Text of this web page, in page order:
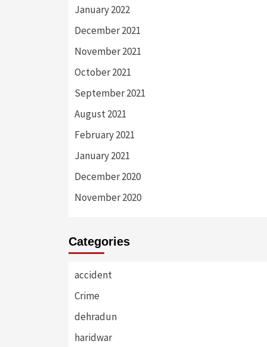
January 2022
December 2021
November 2021
October 2021
September 2021
August 2021
February 2021
January 2021
December 2020
November 2020
Categories
accident
Crime
dehradun
haridwar